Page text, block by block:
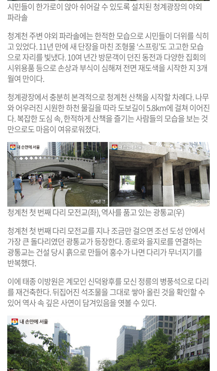
시민들이 한가로이 앉아 쉬어갈 수 있도록 설치된 청계광장의 야외
파라솔
청계천 주변 야외 파라솔에는 한적한 모습으로 시민들이 더위를 식히
고 있었다. 11년 만에 새 단장을 마친 조형물 ‘스프링’도 고고한 모습
으로 자리를 빛냈다. 10여 년간 방문객이 던진 동전과 다양한 집회의
시위용품 등으로 손상과 부식이 심해져 전면 재도색을 시작한 지 3개
월여 만이다.
청계광장에서 충분히 본격적으로 청계천 산책을 시작할 차례다. 나무
와 어우러진 시원한 하천 물길을 따라 도보길이 5.8km에 걸쳐 이어진
다. 복잡한 도심 속, 한적하게 산책을 즐기는 사람들의 모습을 보는 것
만으로도 마음이 여유로워졌다.
청계천 첫 번째 다리 모전교(좌), 역사를 품고 있는 광통교(우)
청계천 첫 번째 다리 모전교를 지나 조금만 걸으면 조선 도성 안에서
가장 큰 돌다리였던 광통교가 등장한다. 종로와 을지로를 연결하는
광통교는 건설 당시 흙으로 만들어 홍수가 나면 다리가 무너지기를
반복했다.
이에 태종 이방원은 계모인 신덕왕후를 모신 정릉의 병풍석으로 다리
를 재건축한다. 뒤집어진 석조물을 그대로 쌓아 올린 것을 확인할 수
있어 역사 속 깊은 사연이 담겨있음을 엿볼 수 있다.